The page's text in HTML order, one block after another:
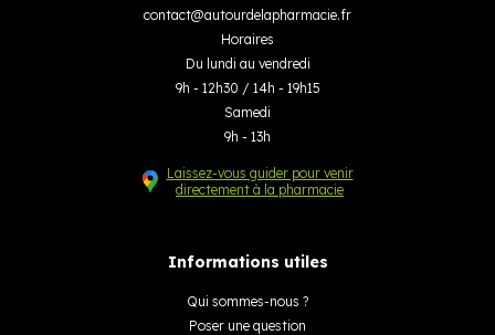
contact@autourdelapharmacie.fr
Horaires
Du lundi au vendredi
9h - 12h30 / 14h - 19h15
Samedi
9h - 13h
Laissez-vous guider pour venir
directement à la pharmacie
Informations utiles
Qui sommes-nous ?
Poser une question